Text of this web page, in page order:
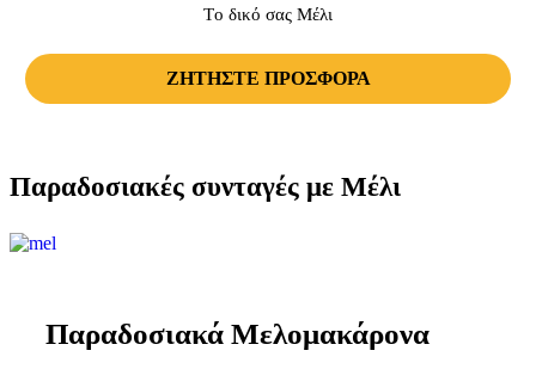
Tο δικό σας Μέλι
ΖΗΤΗΣΤΕ ΠΡΟΣΦΟΡΑ
Παραδοσιακές συνταγές με Μέλι
Παραδοσιακά Μελομακάρονα